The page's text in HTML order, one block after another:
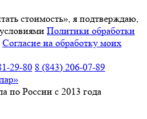
стоимость», я подтверждаю,
Политики обработки
Согласие на обработку моих
29-80 8 (843) 206-07-89
по России с 2013 года